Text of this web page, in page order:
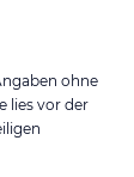
ohne
lies vor der